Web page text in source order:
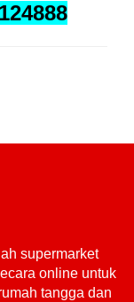
supermarket
online untuk
tangga dan